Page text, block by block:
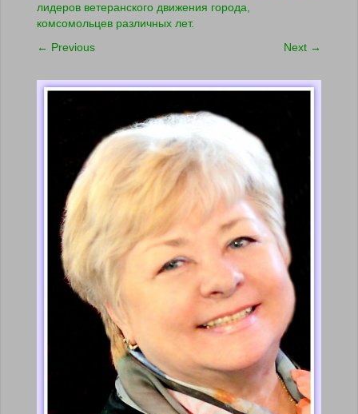
лидеров ветеранского движения города,
комсомольцев различных лет.
← Previous Next →